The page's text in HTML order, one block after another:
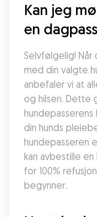
Kan jeg
en
Selvfølgelig!
med din valgte
anbefaler vi at
og hilsen. Dette
din hunds
hundepasseren
kan avbestille
for 100%
begynner.